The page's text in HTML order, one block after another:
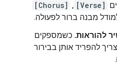
[Verse]
, ‏
[Chorus]
מבנה ברור לפעולה.
להוראות. כשמספקים
להפריד אותן בבירור